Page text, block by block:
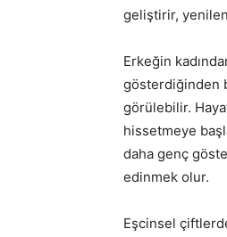
geliştirir,
Erkeğin
gösterdiğinden
görülebilir.
hissetmeye
daha genç
edinmek olur.
Eşcinsel